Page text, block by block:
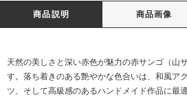
商品説明 商品画像
天然の美しさと深い赤色が魅力の赤サンゴ（山
す。落ち着きのある艶やかな色合いは、和風ア
ツ、そして高級感のあるハンドメイド作品に最適